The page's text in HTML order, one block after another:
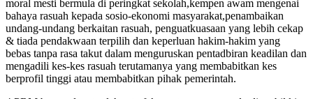
moral mesti bermula di peringkat sekolah,kempen awam mengenai
bahaya rasuah kepada sosio-ekonomi masyarakat,penambaikan
undang-undang berkaitan rasuah, penguatkuasaan yang lebih cekap
& tiada pendakwaan terpilih dan keperluan hakim-hakim yang
bebas tanpa rasa takut dalam menguruskan pentadbiran keadilan dan
mengadili kes-kes rasuah terutamanya yang membabitkan kes
berprofil tinggi atau membabitkan pihak pemerintah.